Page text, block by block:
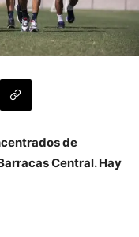
de
Central. Hay